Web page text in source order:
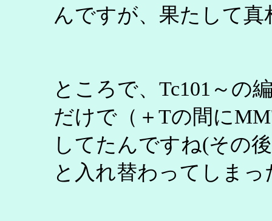
んですが、果たして真
ところで、Tc101～の
だけで（＋Tの間に
してたんですね(その
と入れ替わってしまっ